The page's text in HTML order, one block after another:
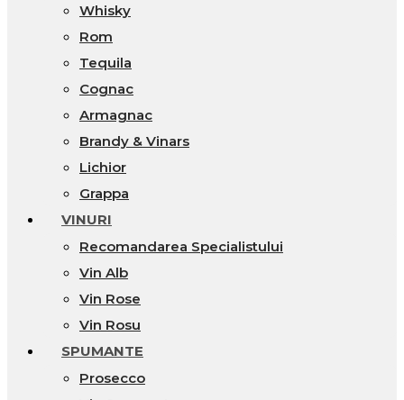
Whisky
Rom
Tequila
Cognac
Armagnac
Brandy & Vinars
Lichior
Grappa
VINURI
Recomandarea Specialistului
Vin Alb
Vin Rose
Vin Rosu
SPUMANTE
Prosecco